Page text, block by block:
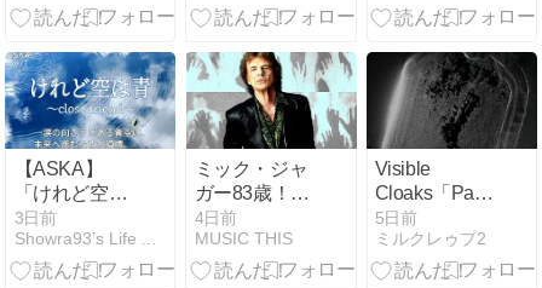
Beast/Bastro（1990）】
TSUTAYA
DISCAS日
記。#499
【ASKA】
「けれど空は
青～close
friend～」｜歌
詞の意味を考
3日前
Showra93’s Life AID
ミック・ジャ
ガー83歳！！
その他カッコ
いいアーティ
スト達
4日前
MUSIC THIS
Visible
Cloaks「
(アルバムレビ
ュー/感
想/2026)
5日前
ミルクレゥプ2